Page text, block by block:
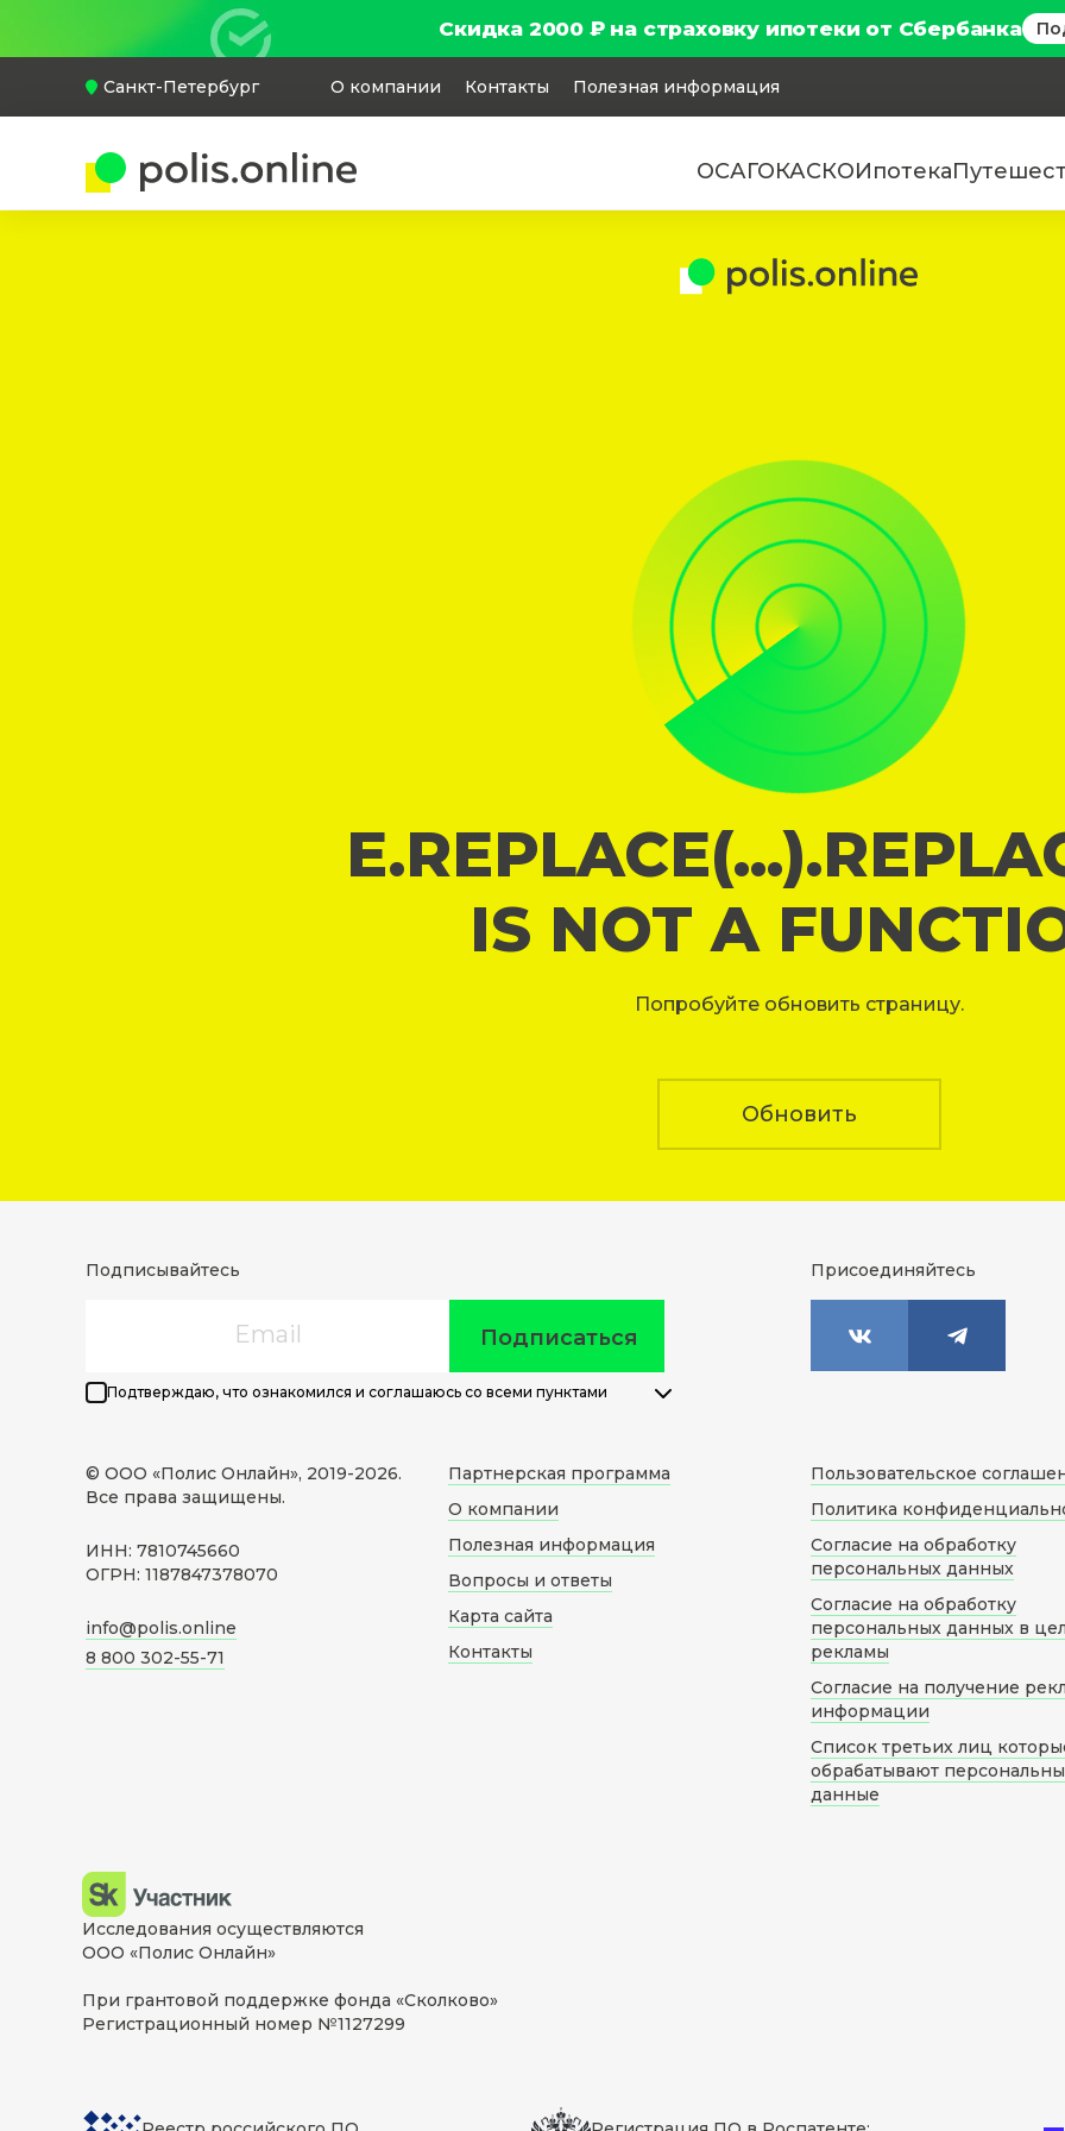
Скидка 2000 ₽ на страховку ипотеки от Сбербанка
Санкт-Петербург О компании Контакты Полезная информация
ОСАГОКАСКОИпотека
IS NOT A
Попробуйте обновить страницу.
Обновить
Подписывайтесь
Подписаться
Подтверждаю, что ознакомился и соглашаюсь со всеми пунктами
Присоединяйтесь
© ООО «Полис Онлайн», 2019-2026.
Все права защищены.
ИНН: 7810745660
ОГРН: 1187847378070
info@polis.online
8 800 302-55-71
Партнерская программа
О компании
Полезная информация
Вопросы и ответы
Карта сайта
Контакты
Пользовательское
Политика
Согласие на обработку
персональных данных
Согласие на обработку
персональных данных в
рекламы
Согласие на получение
информации
Список третьих лиц
обрабатывают
данные
Исследования осуществляются
ООО «Полис Онлайн»
При грантовой поддержке фонда «Сколково»
Регистрационный номер №1127299